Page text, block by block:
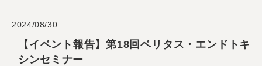
2024/08/30
【イベント報告】第18回ベリタス・エンドトキ
シンセミナー